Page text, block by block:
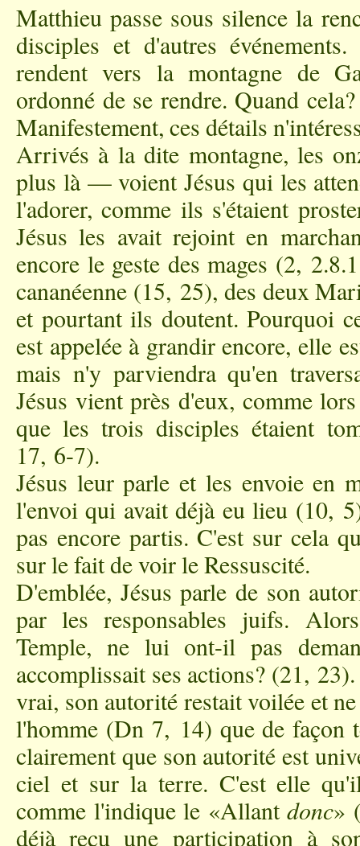
Matthieu passe sous silence la
disciples et d'autres
rendent vers la montagne de
ordonné de se rendre. Quand
Manifestement, ces détails
Arrivés à la dite montagne, les
plus là — voient Jésus qui les
l'adorer, comme ils s'étaient
Jésus les avait rejoint en
encore le geste des mages (2,
cananéenne (15, 25), des deux
et pourtant ils doutent. Pourquoi
est appelée à grandir encore, elle
mais n'y parviendra qu'en
Jésus vient près d'eux, comme
que les trois disciples étaient
17, 6-7).
Jésus leur parle et les envoie en
l'envoi qui avait déjà eu lieu (10,
pas encore partis. C'est sur cela
sur le fait de voir le Ressuscité.
D'emblée, Jésus parle de son
par les responsables juifs.
Temple, ne lui ont-il pas
accomplissait ses actions? (21,
vrai, son autorité restait voilée et
l'homme (Dn 7, 14) que de façon
clairement que son autorité est
ciel et sur la terre. C'est elle
comme l'indique le «Allantdonc»
déjà reçu une participation à